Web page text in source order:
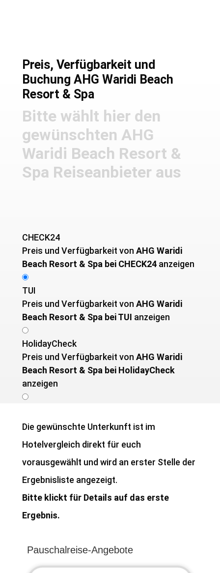
Preis, Verfügbarkeit und
Buchung AHG Waridi Beach
Resort & Spa
Bitte wählt hier den
gewünschten AHG
Waridi Beach Resort &
Spa Reiseanbieter aus
CHECK24
Preis und Verfügbarkeit von ­ AHG Waridi
Beach Resort & Spa bei CHECK24 anzeigen
TUI
Preis und Verfügbarkeit von ­ AHG Waridi
Beach Resort & Spa bei TUI anzeigen
HolidayCheck
Preis und Verfügbarkeit von ­ AHG Waridi
Beach Resort & Spa bei HolidayCheck
anzeigen
Die gewünschte Unterkunft ist im
Hotelvergleich direkt für euch
vorausgewählt und wird an erster Stelle der
Ergebnisliste angezeigt.
Bitte klickt für Details auf das erste
Ergebnis.